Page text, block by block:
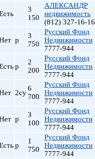
3
150
АЛЕКСАНДР
недвижимость
(812) 327-16-16
р
3
750
Русский Фонд
Недвижимости
7777-944
р
2
200
Русский Фонд
Недвижимости
7777-944
2су
6
700
Русский Фонд
Недвижимости
7777-944
р
3
100
Русский Фонд
Недвижимости
7777-944
р
1
750
Русский Фонд
Недвижимости
7777-944